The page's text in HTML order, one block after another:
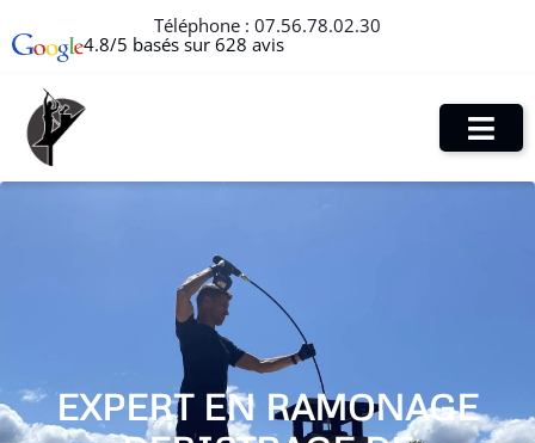
Téléphone : 07.56.78.02.30
4.8/5 basés sur 628 avis
EXPERT EN RAMONAGE